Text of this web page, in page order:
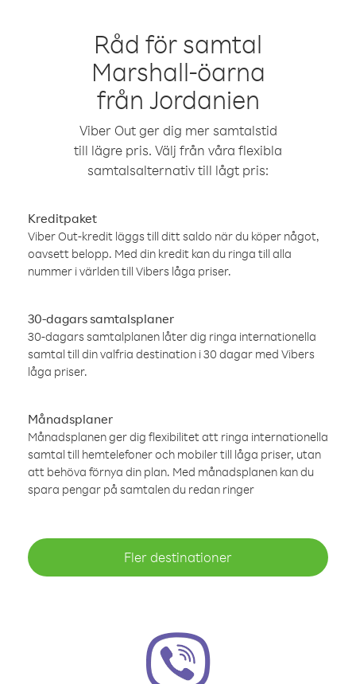
Råd för samtal
Marshall-öarna
från Jordanien
Viber Out ger dig mer samtalstid
till lägre pris. Välj från våra flexibla
samtalsalternativ till lågt pris:
Kreditpaket
Viber Out-kredit läggs till ditt saldo när du köper något,
oavsett belopp. Med din kredit kan du ringa till alla
nummer i världen till Vibers låga priser.
30-dagars samtalsplaner
30-dagars samtalplanen låter dig ringa internationella
samtal till din valfria destination i 30 dagar med Vibers
låga priser.
Månadsplaner
Månadsplanen ger dig flexibilitet att ringa internationella
samtal till hemtelefoner och mobiler till låga priser, utan
att behöva förnya din plan. Med månadsplanen kan du
spara pengar på samtalen du redan ringer
Fler destinationer